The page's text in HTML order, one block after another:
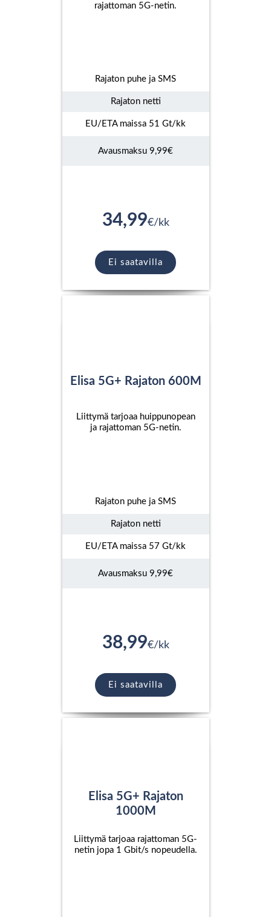
rajattoman 5G-netin.
Rajaton puhe ja SMS
Rajaton netti
EU/ETA maissa 51 Gt/kk
Avausmaksu 9,99€
34,99€/kk
Ei saatavilla
Elisa 5G+ Rajaton 600M
Liittymä tarjoaa huippunopean
ja rajattoman 5G-netin.
Rajaton puhe ja SMS
Rajaton netti
EU/ETA maissa 57 Gt/kk
Avausmaksu 9,99€
38,99€/kk
Ei saatavilla
Elisa 5G+ Rajaton
1000M
Liittymä tarjoaa rajattoman 5G-
netin jopa 1 Gbit/s nopeudella.